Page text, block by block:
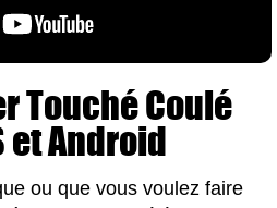
Touché Coulé
et Android
ou que vous voulez faire